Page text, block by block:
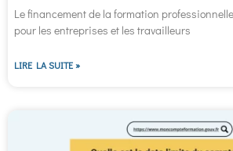
Le financement de la formation
pour les entreprises et les travailleurs
LIRE LA SUITE »